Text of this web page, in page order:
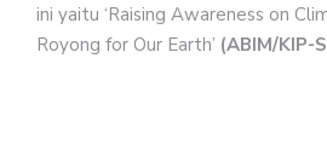
ini yaitu ‘Raising Awareness on
Royong for Our Earth’ (ABIM/KIP-